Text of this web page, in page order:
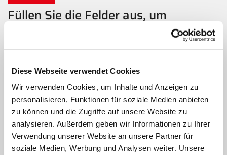
Diese Webseite verwendet Cookies
Wir verwenden Cookies, um Inhalte und Anzeigen zu
personalisieren, Funktionen für soziale Medien anbieten
zu können und die Zugriffe auf unsere Website zu
analysieren. Außerdem geben wir Informationen zu Ihrer
Verwendung unserer Website an unsere Partner für
soziale Medien, Werbung und Analysen weiter. Unsere
Füllen Sie die Felder aus, um
Nachname
Telefon